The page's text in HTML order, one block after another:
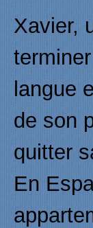
Xavier,
langue
de son
quitter
En